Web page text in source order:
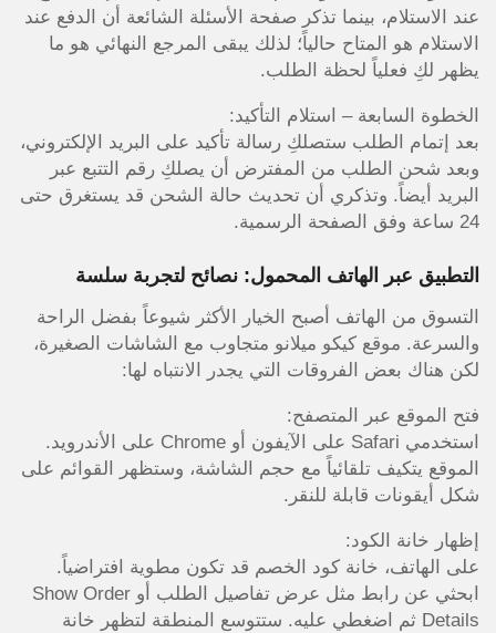
عند الاستلام، بينما تذكر صفحة الأسئلة الشائعة أن الدفع عند
الاستلام هو المتاح حالياً؛ لذلك يبقى المرجع النهائي هو ما
يظهر لكِ فعلياً لحظة الطلب.
الخطوة السابعة – استلام التأكيد:
بعد إتمام الطلب ستصلكِ رسالة تأكيد على البريد الإلكتروني،
وبعد شحن الطلب من المفترض أن يصلكِ رقم التتبع عبر
البريد أيضاً. وتذكري أن تحديث حالة الشحن قد يستغرق حتى
24 ساعة وفق الصفحة الرسمية.
التطبيق عبر الهاتف المحمول: نصائح لتجربة سلسة
التسوق من الهاتف أصبح الخيار الأكثر شيوعاً بفضل الراحة
والسرعة. موقع كيكو ميلانو متجاوب مع الشاشات الصغيرة،
لكن هناك بعض الفروقات التي يجدر الانتباه لها:
فتح الموقع عبر المتصفح:
استخدمي Safari على الآيفون أو Chrome على الأندرويد.
الموقع يتكيف تلقائياً مع حجم الشاشة، وستظهر القوائم على
شكل أيقونات قابلة للنقر.
إظهار خانة الكود:
على الهاتف، خانة كود الخصم قد تكون مطوية افتراضياً.
ابحثي عن رابط مثل عرض تفاصيل الطلب أو Show Order
Details ثم اضغطي عليه. ستتوسع المنطقة لتظهر خانة